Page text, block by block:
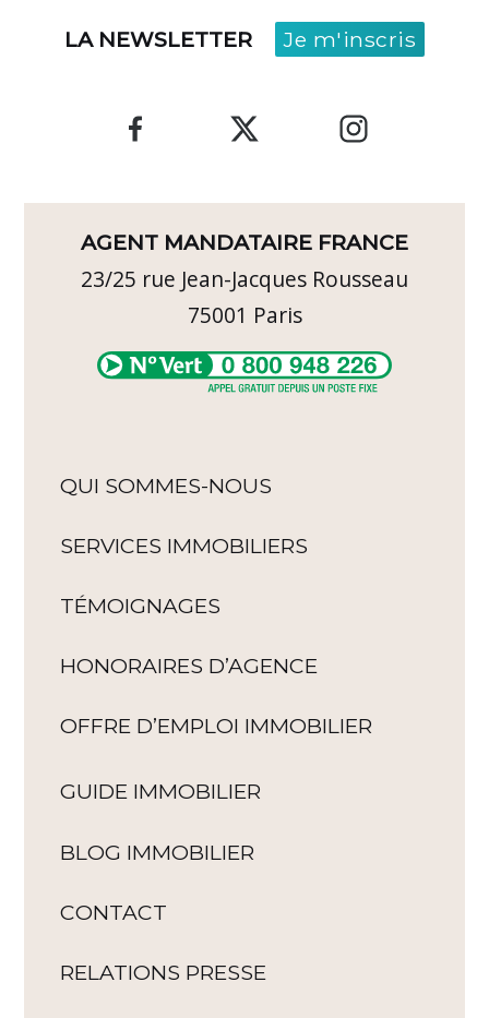
LA NEWSLETTER Je m'inscris
AGENT MANDATAIRE FRANCE
23/25 rue Jean-Jacques Rousseau
75001 Paris
QUI SOMMES-NOUS
SERVICES IMMOBILIERS
TÉMOIGNAGES
HONORAIRES D’AGENCE
OFFRE D’EMPLOI IMMOBILIER
GUIDE IMMOBILIER
BLOG IMMOBILIER
CONTACT
RELATIONS PRESSE